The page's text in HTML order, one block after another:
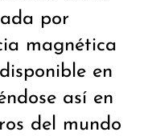
por
magnética
en
así en
del mundo